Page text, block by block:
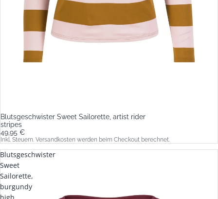
Blutsgeschwister Sweet Sailorette, artist rider
stripes
49,95 €
Inkl. Steuern. Versandkosten werden beim Checkout berechnet.
Blutsgeschwister
Sweet
Sailorette,
burgundy
high